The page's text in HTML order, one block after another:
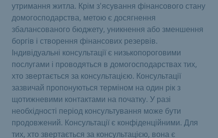
утримання житла. Крім з'ясування фінансового стану
домогосподарства, метою є досягнення
збалансованого бюджету, уникнення або зменшення
боргів і створення фінансових резервів.
Індивідуальні консультації є низькопороговими
послугами і проводяться в домогосподарствах тих,
хто звертається за консультацією. Консультації
зазвичай пропонуються терміном на один рік з
щотижневими контактами на початку. У разі
необхідності період консультування може бути
продовжений. Консультації є конфіденційними. Для
тих, хто звертається за консультацією, вона є